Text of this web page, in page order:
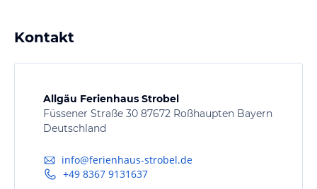
Kontakt
Allgäu Ferienhaus Strobel
Füssener Straße 30 87672 Roßhaupten Bayern
Deutschland
info@ferienhaus-strobel.de
+49 8367 9131637